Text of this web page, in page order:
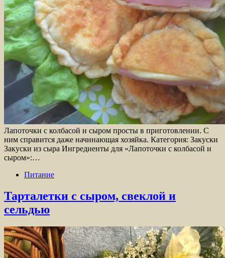
Лапоточки с колбасой и сыром просты в приготовлении. С
ним справится даже начинающая хозяйка. Категория: Закуски
Закуски из сыра Ингредиенты для «Лапоточки с колбасой и
сыром»:…
Питание
Тарталетки с сыром, свеклой и
сельдью